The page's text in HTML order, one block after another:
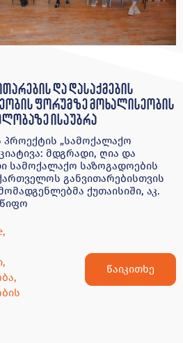
და დასაქმების
ფორუმზე მოხალისეობის
ისაუბრა
პროექტის „სამოქალაქო
მდგრადი, ღია და
სამოქალაქო საზოგადოების
განვითარებისთვის
ქუთაისიში, აკ.
,
,
,
წაიკითხე